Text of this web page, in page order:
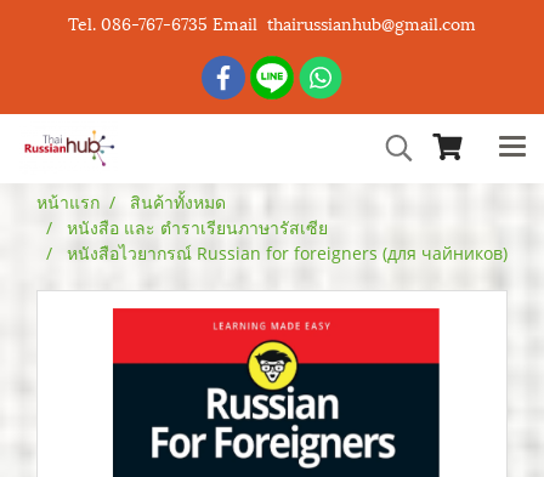
Tel. 086-767-6735 Email thairussianhub@gmail.com
หน้าแรก
สินค้าทั้งหมด
หนังสือ และ ตำราเรียนภาษารัสเซีย
หนังสือไวยากรณ์ Russian for foreigners (для чайников)